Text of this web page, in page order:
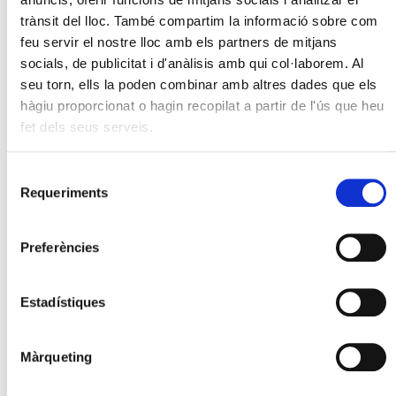
trànsit del lloc. També compartim la informació sobre com
feu servir el nostre lloc amb els partners de mitjans
socials, de publicitat i d'anàlisis amb qui col·laborem. Al
seu torn, ells la poden combinar amb altres dades que els
hàgiu proporcionat o hagin recopilat a partir de l'ús que heu
fet dels seus serveis.
Requeriments
Preferències
Estadístiques
Màrqueting